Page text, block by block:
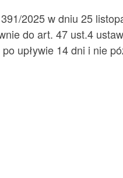
2025 w dniu 25
do art. 47 ust.4
upływie 14 dni i nie